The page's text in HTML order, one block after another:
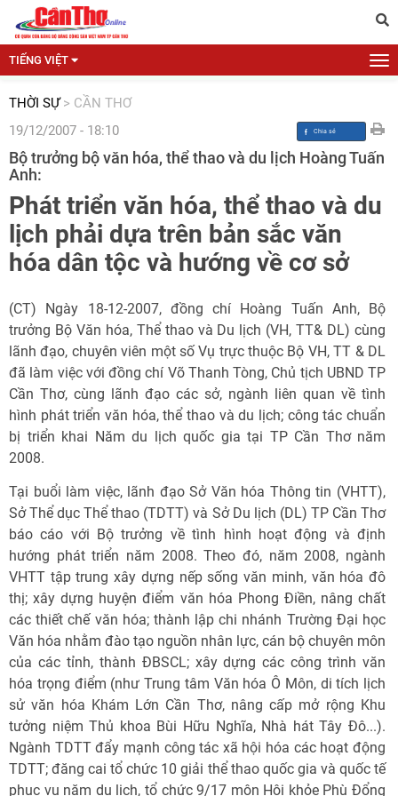
TIẾNG VIỆT
THỜI SỰ > CẦN THƠ
19/12/2007 - 18:10
Bộ trưởng bộ văn hóa, thể thao và du lịch Hoàng Tuấn
Anh:
Phát triển văn hóa, thể thao và du
lịch phải dựa trên bản sắc văn
hóa dân tộc và hướng về cơ sở
(CT) Ngày 18-12-2007, đồng chí Hoàng Tuấn Anh, Bộ
trưởng Bộ Văn hóa, Thể thao và Du lịch (VH, TT& DL) cùng
lãnh đạo, chuyên viên một số Vụ trực thuộc Bộ VH, TT & DL
đã làm việc với đồng chí Võ Thanh Tòng, Chủ tịch UBND TP
Cần Thơ, cùng lãnh đạo các sở, ngành liên quan về tình
hình phát triển văn hóa, thể thao và du lịch; công tác chuẩn
bị triển khai Năm du lịch quốc gia tại TP Cần Thơ năm
2008.
Tại buổi làm việc, lãnh đạo Sở Văn hóa Thông tin (VHTT),
Sở Thể dục Thể thao (TDTT) và Sở Du lịch (DL) TP Cần Thơ
báo cáo với Bộ trưởng về tình hình hoạt động và định
hướng phát triển năm 2008. Theo đó, năm 2008, ngành
VHTT tập trung xây dựng nếp sống văn minh, văn hóa đô
thị; xây dựng huyện điểm văn hóa Phong Điền, nâng chất
các thiết chế văn hóa; thành lập chi nhánh Trường Đại học
Văn hóa nhằm đào tạo nguồn nhân lực, cán bộ chuyên môn
của các tỉnh, thành ĐBSCL; xây dựng các công trình văn
hóa trọng điểm (như Trung tâm Văn hóa Ô Môn, di tích lịch
sử văn hóa Khám Lớn Cần Thơ, nâng cấp mở rộng Khu
tưởng niệm Thủ khoa Bùi Hữu Nghĩa, Nhà hát Tây Đô...).
Ngành TDTT đẩy mạnh công tác xã hội hóa các hoạt động
TDTT; đăng cai tổ chức 10 giải thể thao quốc gia và quốc tế
phục vụ năm du lịch, tổ chức 9/17 môn Hội khỏe Phù Đổng